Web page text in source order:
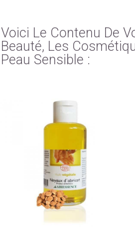
Voici Le Contenu De
Beauté, Les
Peau Sensible :